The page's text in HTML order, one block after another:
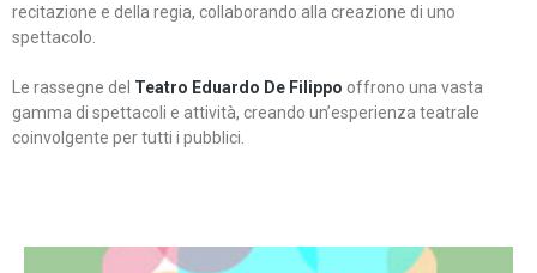
recitazione e della regia, collaborando alla creazione di uno
spettacolo.
Le rassegne del Teatro Eduardo De Filippo offrono una vasta
gamma di spettacoli e attività, creando un’esperienza teatrale
coinvolgente per tutti i pubblici.